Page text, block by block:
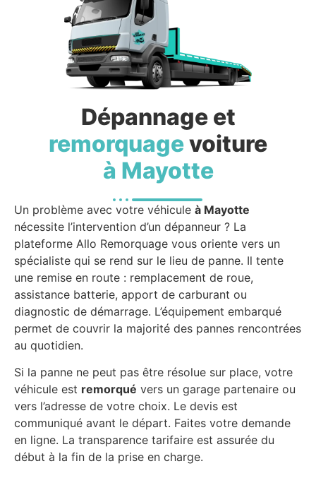
Dépannage et
remorquagevoiture
à Mayotte
Un problème avec votre véhicule à Mayotte
nécessite l’intervention d’un dépanneur ? La
plateforme Allo Remorquage vous oriente vers un
spécialiste qui se rend sur le lieu de panne. Il tente
une remise en route : remplacement de roue,
assistance batterie, apport de carburant ou
diagnostic de démarrage. L’équipement embarqué
permet de couvrir la majorité des pannes rencontrées
au quotidien.
Si la panne ne peut pas être résolue sur place, votre
véhicule est remorqué vers un garage partenaire ou
vers l’adresse de votre choix. Le devis est
communiqué avant le départ. Faites votre demande
en ligne. La transparence tarifaire est assurée du
début à la fin de la prise en charge.